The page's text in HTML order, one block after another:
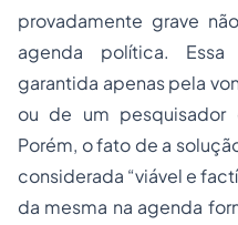
provadamente grave
agenda política.
garantida apenas pela
ou de um pesquisador
Porém, o fato de a
considerada “viável e
da mesma na agenda